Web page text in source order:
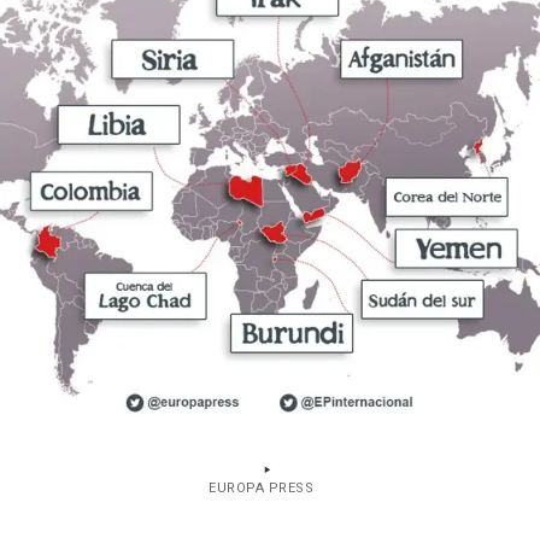
EUROPA PRESS